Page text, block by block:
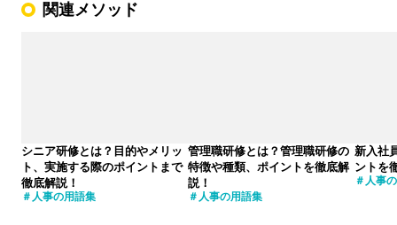
関連メソッド
シニア研修とは？目的やメリッ
ト、実施する際のポイントまで
徹底解説！
人事の用語集
管理職研修とは？管理職研修の
特徴や種類、ポイントを徹底解
説！
人事の用語集
新入社
ントを
人事